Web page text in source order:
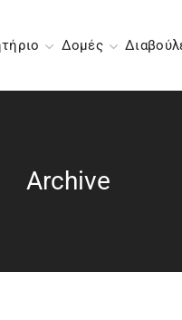
Δομές
Archive